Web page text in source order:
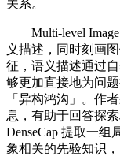
关系。
Multi-level Image
义描述，同时刻画
征，语义描述通过
够更加直接地为问
「异构鸿沟」。作
息，有助于回答探
DenseCap 提取一
象相关的先验知识